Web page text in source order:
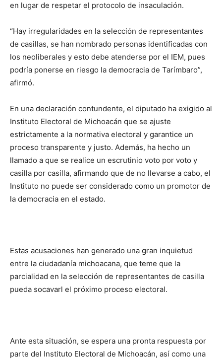
en lugar de respetar el protocolo de insaculación.
“Hay irregularidades en la selección de representantes
de casillas, se han nombrado personas identificadas con
los neoliberales y esto debe atenderse por el IEM, pues
podría ponerse en riesgo la democracia de Tarímbaro”,
afirmó.
En una declaración contundente, el diputado ha exigido al
Instituto Electoral de Michoacán que se ajuste
estrictamente a la normativa electoral y garantice un
proceso transparente y justo. Además, ha hecho un
llamado a que se realice un escrutinio voto por voto y
casilla por casilla, afirmando que de no llevarse a cabo, el
Instituto no puede ser considerado como un promotor de
la democracia en el estado.
Estas acusaciones han generado una gran inquietud
entre la ciudadanía michoacana, que teme que la
parcialidad en la selección de representantes de casilla
pueda socavarl el próximo proceso electoral.
Ante esta situación, se espera una pronta respuesta por
parte del Instituto Electoral de Michoacán, así como una